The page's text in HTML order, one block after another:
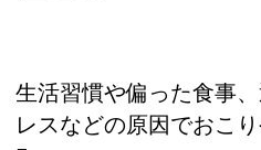
生活習慣や偏った食事
レスなどの原因でおこ